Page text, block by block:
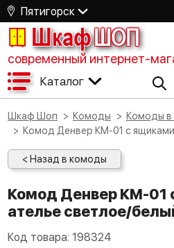
Пятигорск
ШкафШОП
современный интернет-
Каталог
Шкаф Шоп Комоды
Комоды
Комод Денвер КМ-01 с
< Назад в комоды
Комод Денвер КМ-01 с ящиками
ателье светлое/
Код товара: 198324